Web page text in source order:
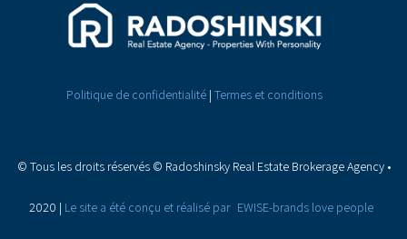
Politique de confidentialité | Termes et conditions
© Tous les droits réservés © Radoshinsky Real Estate Brokerage Agency •
2020 | Le site a été conçu et réalisé par EWISE-brands love people